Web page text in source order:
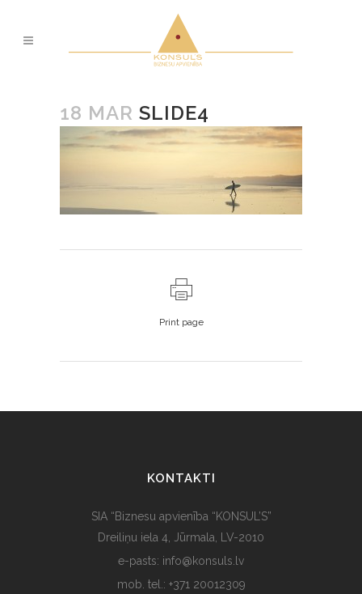
18 MAR SLIDE4
Print page
KONTAKTI
SIA “Biznesu apvienība “KONSUL’S”
Dreiliņu iela 4, Jūrmala, LV-2010
e-pasts: info@konsuls.lv
mob. tel.: +371 20012309